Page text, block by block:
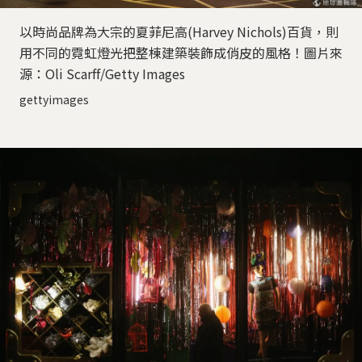
以時尚品牌為大宗的夏菲尼高(Harvey Nichols)百貨，則
用不同的霓虹燈光把整棟建築裝飾成俏皮的風格！圖片來
源：Oli Scarff/Getty Images
gettyimages